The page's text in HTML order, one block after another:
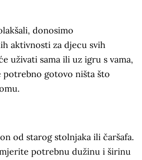
donosimo
aktivnosti za djecu svih
uživati sama ili uz igru s vama,
potrebno gotovo ništa što
od starog stolnjaka ili čaršafa.
potrebnu dužinu i širinu